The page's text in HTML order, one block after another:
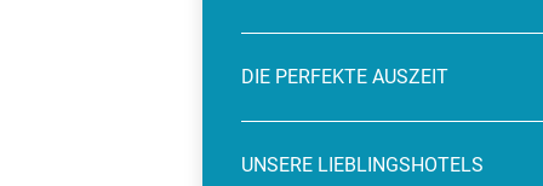
DIE PERFEKTE AUSZEIT
UNSERE LIEBLINGSHOTELS